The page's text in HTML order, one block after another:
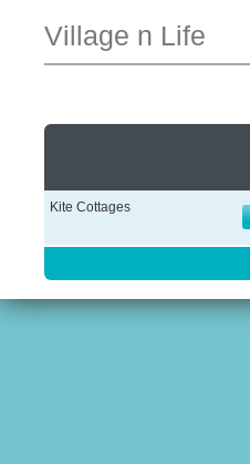
Village n Life
Kite Cottages